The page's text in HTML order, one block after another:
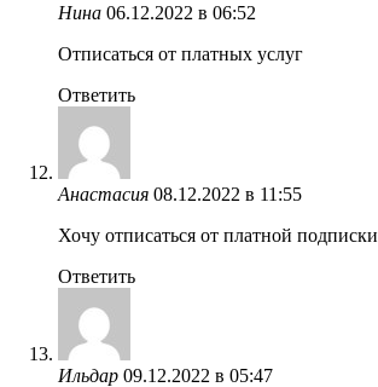
Нина 06.12.2022 в 06:52
Отписаться от платных услуг
Ответить
Анастасия 08.12.2022 в 11:55
Хочу отписаться от платной подписки
Ответить
Ильдар 09.12.2022 в 05:47